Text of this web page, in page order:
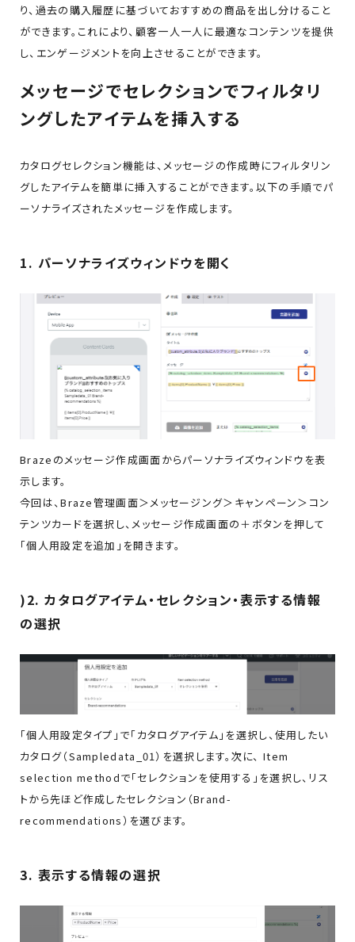
り、過去の購入履歴に基づいておすすめの商品を出し分けること
ができます。これにより、顧客一人一人に最適なコンテンツを提供
し、エンゲージメントを向上させることができます。
メッセージでセレクションでフィルタリ
ングしたアイテムを挿入する
カタログセレクション機能は、メッセージの作成時にフィルタリン
グしたアイテムを簡単に挿入することができます。以下の手順でパ
ーソナライズされたメッセージを作成します。
1. パーソナライズウィンドウを開く
Brazeのメッセージ作成画面からパーソナライズウィンドウを表
示します。
今回は、Braze管理画面＞メッセージング＞キャンペーン＞コン
テンツカードを選択し、メッセージ作成画面の＋ボタンを押して
「個人用設定を追加」を開きます。
)2. カタログアイテム・セレクション・表示する情報
の選択
「個人用設定タイプ」で「カタログアイテム」を選択し、使用したい
カタログ（Sampledata_01）を選択します。次に、 Item
selection methodで「セレクションを使用する」を選択し、リス
トから先ほど作成したセレクション（Brand-
recommendations）を選びます。
3. 表示する情報の選択